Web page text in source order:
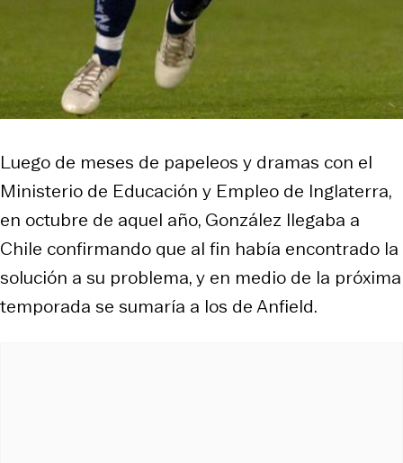
Luego de meses de papeleos y dramas con el
Ministerio de Educación y Empleo de Inglaterra,
en octubre de aquel año, González llegaba a
Chile confirmando que al fin había encontrado la
solución a su problema, y en medio de la próxima
temporada se sumaría a los de Anfield.